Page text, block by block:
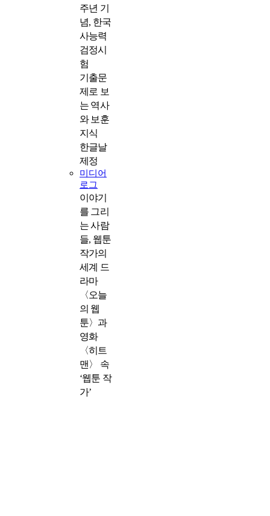
주년 기
념, 한국
사능력
검정시
험
기출문
제로 보
는 역사
와 보훈
지식
한글날
제정
미디어
로그
이야기
를 그리
는 사람
들, 웹툰
작가의
세계 드
라마
〈오늘
의 웹
툰〉과
영화
〈히트
맨〉 속
‘웹툰 작
가’